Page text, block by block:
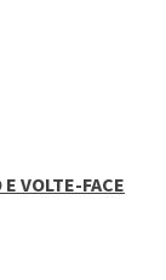
VOLTE-FACE